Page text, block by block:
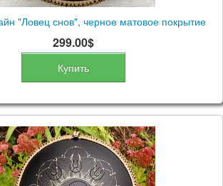
"Ловец снов", черное матовое покрытие
299.00$
Купить